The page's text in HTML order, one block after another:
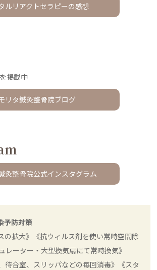
ルリアクトセラピーの感想
掲載中
リタ鍼灸整骨院ブログ
灸整骨院公式インスタグラム
予防対策
の拡大》《抗ウィルス剤を使い常時空間除
レーター・大型換気扇にて常時換気》
待合室、スリッパなどの毎回消毒》《スタ